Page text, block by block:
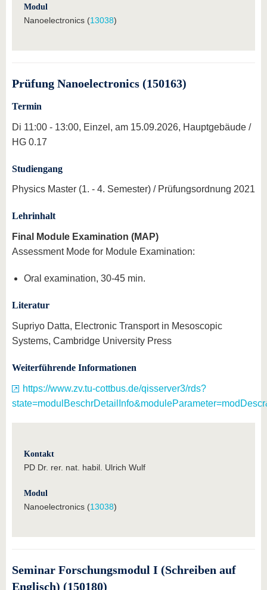
Modul
Nanoelectronics (13038)
Prüfung Nanoelectronics (150163)
Termin
Di 11:00 - 13:00, Einzel, am 15.09.2026, Hauptgebäude /
HG 0.17
Studiengang
Physics Master (1. - 4. Semester) / Prüfungsordnung 2021
Lehrinhalt
Final Module Examination (MAP)
Assessment Mode for Module Examination:
Oral examination, 30-45 min.
Literatur
Supriyo Datta, Electronic Transport in Mesoscopic
Systems, Cambridge University Press
Weiterführende Informationen
https://www.zv.tu-cottbus.de/qisserver3/rds?
Kontakt
PD Dr. rer. nat. habil. Ulrich Wulf
Modul
Nanoelectronics (13038)
Seminar Forschungsmodul I (Schreiben auf
Englisch) (150180)